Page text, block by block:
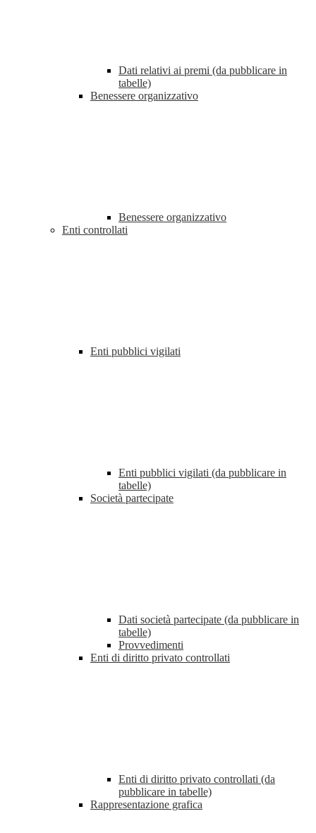
Dati relativi ai premi (da pubblicare in
tabelle)
Benessere organizzativo
Benessere organizzativo
Enti controllati
Enti pubblici vigilati
Enti pubblici vigilati (da pubblicare in
tabelle)
Società partecipate
Dati società partecipate (da pubblicare in
tabelle)
Provvedimenti
Enti di diritto privato controllati
Enti di diritto privato controllati (da
pubblicare in tabelle)
Rappresentazione grafica